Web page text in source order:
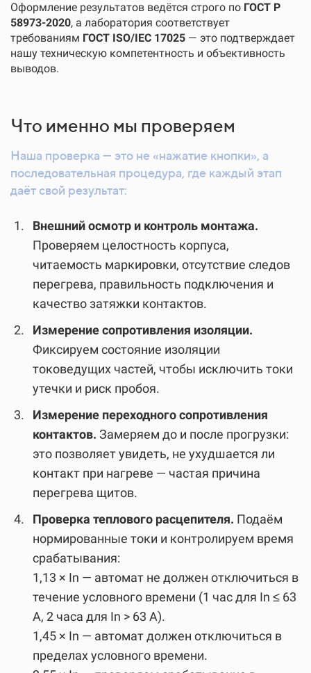
Оформление результатов ведётся строго по ГОСТ Р
58973-2020, а лаборатория соответствует
требованиям ГОСТ ISO/IEC 17025 — это подтверждает
нашу техническую компетентность и объективность
выводов.
Что именно мы проверяем
Наша проверка — это не «нажатие кнопки», а
последовательная процедура, где каждый этап
даёт свой результат:
Внешний осмотр и контроль монтажа.
Проверяем целостность корпуса,
читаемость маркировки, отсутствие следов
перегрева, правильность подключения и
качество затяжки контактов.
Измерение сопротивления изоляции.
Фиксируем состояние изоляции
токоведущих частей, чтобы исключить токи
утечки и риск пробоя.
Измерение переходного сопротивления
контактов. Замеряем до и после прогрузки:
это позволяет увидеть, не ухудшается ли
контакт при нагреве — частая причина
перегрева щитов.
Проверка теплового расцепителя. Подаём
нормированные токи и контролируем время
срабатывания:
1,13 × In — автомат не должен отключиться в
течение условного времени (1 час для In ≤ 63
А, 2 часа для In > 63 А).
1,45 × In — автомат должен отключиться в
пределах условного времени.